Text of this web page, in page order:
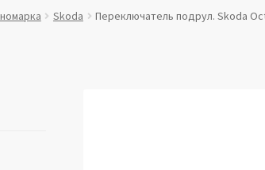
Политика в отношении обработки
Skoda Переключатель подрул. Skoda